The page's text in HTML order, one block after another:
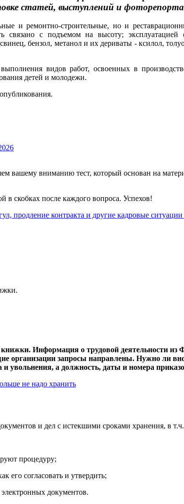
статей, выступлений и
и ремонтно-строительные, но и
с подъемом на высоту; эксплуатацией
бензол, метанол и их дериваты - ксилол,
видов работ, освоенных в
детей и молодежи.
вашему вниманию тест, который основан на
в скобках после каждого вопроса. Успехов!
продление контракта и другие кадровые
Информация о трудовой деятельности
организации запросы направлены. Нужно ли
увольнения, а должность, даты и номера
не надо хранить
и дел с истекшими сроками хранения, в
процедуру;
его согласовать и утвердить;
документов.